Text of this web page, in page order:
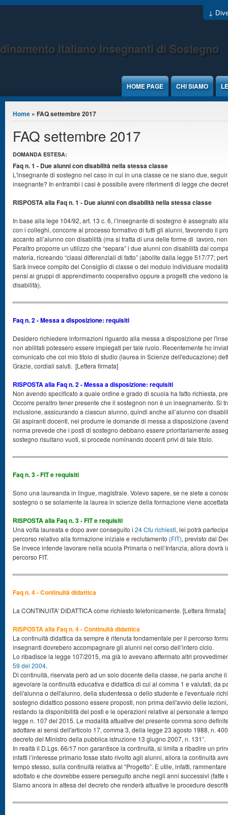
Jump to Content
↓
Italiano Insegnanti di Sostegno
HOME PAGE CHI SIAMO
Tu sei qui
Home » FAQ settembre 2017
FAQ settembre 2017
DOMANDA ESTESA:
Faq n. 1 - Due alunni con disabilità nella stessa classe
L'insegnante di sostegno nel caso in cui in una classe ce ne siano due,
insegnante? In entrambi i casi è possibile avere riferimenti di legge che
RISPOSTA alla Faq n. 1 - Due alunni con disabilità nella stessa classe
In base alla lege 104/92, art. 13 c. 6, l’insegnante di sostegno è assegnato
con i colleghi, concorre al processo formativo di tutti gli alunni, favorendo il
accanto all’alunno con disabilità (ma si tratta di una delle forme di lavoro, non
Peraltro proporre un utilizzo che “separa” i due alunni con disabilità dai
materia, ricreando “classi differenziali di fatto” (abolite dalla legge 517/77;
Sarà invece compito del Consiglio di classe o del modulo individuare
pensi ai gruppi di apprendimento cooperativo oppure a progetti che vedono
disabilità).
Faq n. 2 - Messa a disposizione: requisiti
Desidero richiedere informazioni riguardo alla messa a disposizione per
non abilitati potessero essere impiegati per tale ruolo. Recentemente ho
comunicato che col mio titolo di studio (laurea in Scienze dell'educazione)
Grazie, cordiali saluti. [Lettera firmata]
RISPOSTA alla Faq n. 2 - Messa a disposizione: requisiti
Non avendo specificato a quale ordine e grado di scuola ha fatto richiesta,
Occorre peraltro tener presente che il sostegnon non è un insegnamento. Si
inclusione, assicurando a ciascun alunno, quindi anche all’alunno con
Gli aspiranti docenti, nel produrre le domande di messa a disposizione
norma prevede che i posti di sostegno debbano essere prioritariamente
sostegno risultano vuoti, si procede nominando docenti privi di tale titolo.
Faq n. 3 - FIT e requisiti
Sono una laureanda in lingue, magistrale. Volevo sapere, se ne siete a
sostegno o se solamente la laurea in scienze della formazione viene
RISPOSTA alla Faq n. 3 - FIT e requisiti
Una volta laureata e dopo aver conseguito i 24 Cfu richiesti, lei potrà
percorso relativo alla formazione iniziale e reclutamento (FIT), previsto dal
Se invece intende lavorare nella scuola Primaria o nell’Infanzia, allora
percorso FIT.
Faq n. 4 - Continuità didattica
La CONTINUITA' DIDATTICA come richiesto telefonicamente. [Lettera firmata]
RISPOSTA alla Faq n. 4 - Continuità didattica
La continuità didattica da sempre è ritenuta fondamentale per il percorso
insegnanti dovrebero accompagnare gli alunni nel corso dell’intero ciclo.
Lo ribadisce la legge 107/2015, ma già lo avevano affermato altri
59 del 2004.
Di continuità, riservata però ad un solo docente della classe, ne parla anche
agevolare la continuità educativa e didattica di cui al comma 1 e valutati, da
dell'alunna o dell'alunno, della studentessa o dello studente e l'eventuale
sostegno didattico possono essere proposti, non prima dell'avvio delle
restando la disponibilità dei posti e le operazioni relative al personale a
legge n. 107 del 2015. Le modalità attuative del presente comma sono
adottare ai sensi dell'articolo 17, comma 3, della legge 23 agosto 1988, n.
decreto del Ministro della pubblica istruzione 13 giugno 2007, n. 131”.
In realtà il D.Lgs. 66/17 non garantisce la continuità, si limita a ribadire un
infatti l’interesse primario fosse stato rivolto agli alunni, allora la continuità
tempo stesso, sulla continuità relativa al “Progetto”. È utile, infatti,
adottato e che dovrebbe essere perseguito anche negli anni successivi
Siamo ancora in attesa del decreto che renderà attuative le procedure